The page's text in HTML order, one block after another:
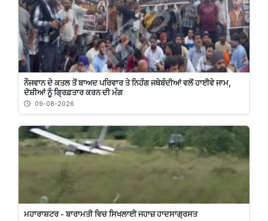
ਨੌਜਵਾਨ ਦੇ ਕਤਲ ਤੋਂ ਬਾਅਦ ਪਰਿਵਾਰ ਤੇ ਨਿਹੰਗ ਜਥੇਬੰਦੀਆਂ ਵਲੋਂ ਹਾਈਵੇ ਜਾਮ,
ਦੋਸ਼ੀਆਂ ਨੂੰ ਗ੍ਰਿਫ਼ਤਾਰ ਕਰਨ ਦੀ ਮੰਗ
09-08-2026
ਮਹਾਰਾਸ਼ਟਰ - ਬਾਰਾਮਤੀ ਵਿਚ ਸਿਖਲਾਈ ਜਹਾਜ਼ ਹਾਦਸਾਗ੍ਰਸਤ